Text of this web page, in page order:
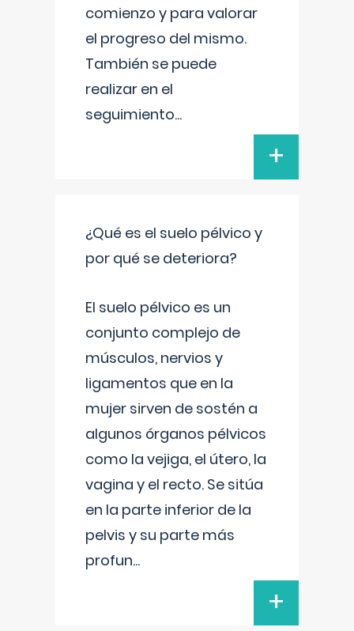
comienzo y para valorar
el progreso del mismo.
También se puede
realizar en el
seguimiento...
+
¿Qué es el suelo pélvico y
por qué se deteriora?
El suelo pélvico es un
conjunto complejo de
músculos, nervios y
ligamentos que en la
mujer sirven de sostén a
algunos órganos pélvicos
como la vejiga, el útero, la
vagina y el recto. Se sitúa
en la parte inferior de la
pelvis y su parte más
profun...
+